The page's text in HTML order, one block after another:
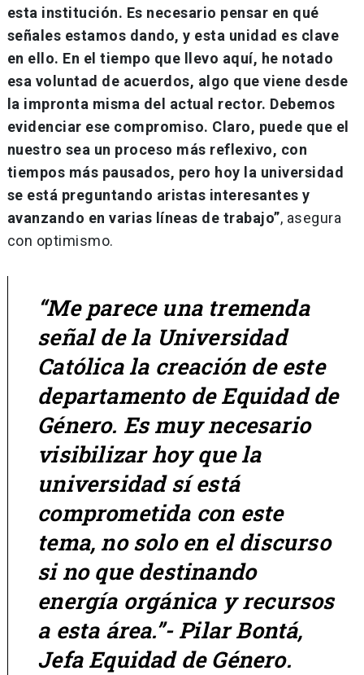
esta institución. Es necesario pensar en qué
señales estamos dando, y esta unidad es clave
en ello. En el tiempo que llevo aquí, he notado
esa voluntad de acuerdos, algo que viene desde
la impronta misma del actual rector. Debemos
evidenciar ese compromiso. Claro, puede que el
nuestro sea un proceso más reflexivo, con
tiempos más pausados, pero hoy la universidad
se está preguntando aristas interesantes y
avanzando en varias líneas de trabajo”, asegura
con optimismo.
“Me parece una tremenda
señal de la Universidad
Católica la creación de este
departamento de Equidad de
Género. Es muy necesario
visibilizar hoy que la
universidad sí está
comprometida con este
tema, no solo en el discurso
si no que destinando
energía orgánica y recursos
a esta área.”- Pilar Bontá,
Jefa Equidad de Género.